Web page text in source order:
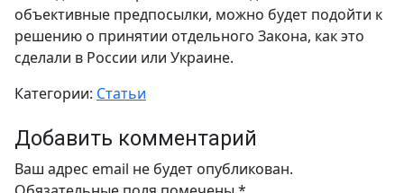
объективные предпосылки, можно будет подойти к
решению о принятии отдельного Закона, как это
сделали в России или Украине.
Категории: Статьи
Добавить комментарий
Ваш адрес email не будет опубликован.